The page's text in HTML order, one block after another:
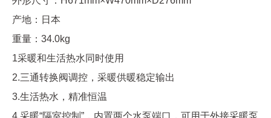
产地：日本
重量：34.0kg
1采暖和生活热水同时使用
2.三通转换阀调控，采暖供暖稳定输出
3.生活热水，精准恒温
4.采暖“隔室控制”，内置两个水泵端口，可用于外接采暖泵